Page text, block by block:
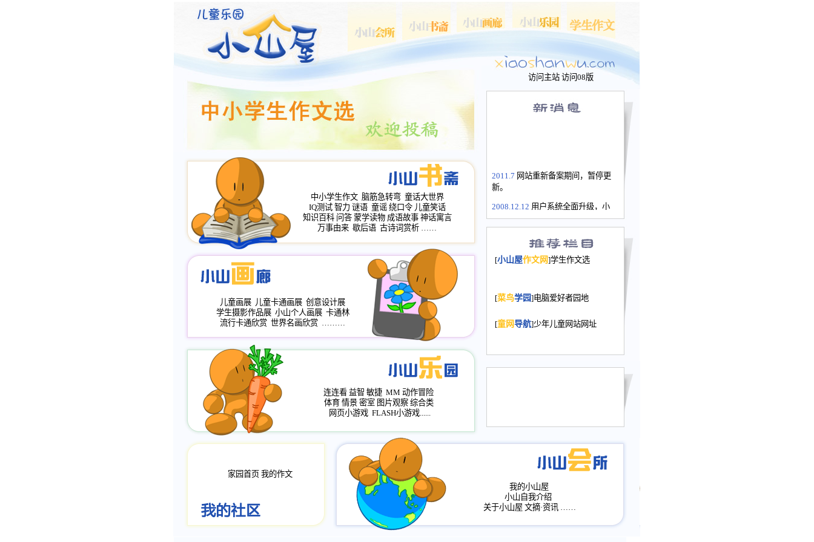
访问主站 访问08版
2011.7 网站重新备案期间，暂停更
新。
2008.12.12 用户系统全面升级，小
长会、家园网－个人空间，用户一
次注册全部通行。
2008.12.12家园网正式运行，域
年，2009版提前启用，小山屋全面
小山画廊均增加多个新栏目。。
评分、顶功能，作文宝典改版。
[小山屋作文网]学生作文选
[菜鸟学园]电脑爱好者园地
[童网导航]少年儿童网站网址
中小学生作文 脑筋急转弯 童话大世界
IQ测试 智力 谜语 童谣 绕口令 儿童笑话
知识百科 问答 蒙学读物 成语故事 神话寓言
万事由来 歇后语 古诗词赏析 ……
儿童画展 儿童卡通画展 创意设计展
学生摄影作品展 小山个人画展 卡通林
流行卡通欣赏 世界名画欣赏 ………
连连看 益智 敏捷 MM 动作冒险
体育 情景 密室 图片观察 综合类
网页小游戏 FLASH小游戏......
家园首页 我的作文
我的小山屋
小山自我介绍
关于小山屋 文摘·资讯 ……